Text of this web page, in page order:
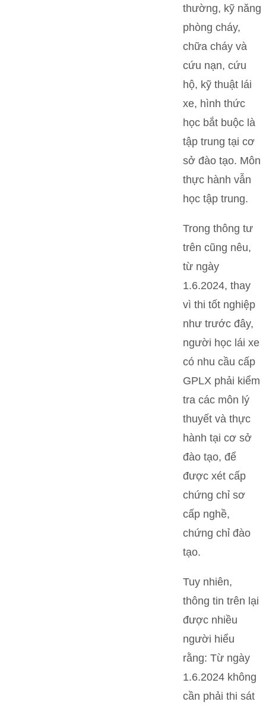
thường, kỹ năng
phòng cháy,
chữa cháy và
cứu nạn, cứu
hộ, kỹ thuật lái
xe, hình thức
học bắt buộc là
tập trung tại cơ
sở đào tạo. Môn
thực hành vẫn
học tập trung.
Trong thông tư
trên cũng nêu,
từ ngày
1.6.2024, thay
vì thi tốt nghiệp
như trước đây,
người học lái xe
có nhu cầu cấp
GPLX phải kiểm
tra các môn lý
thuyết và thực
hành tại cơ sở
đào tạo, để
được xét cấp
chứng chỉ sơ
cấp nghề,
chứng chỉ đào
tạo.
Tuy nhiên,
thông tin trên lại
được nhiều
người hiểu
rằng: Từ ngày
1.6.2024 không
cần phải thi sát